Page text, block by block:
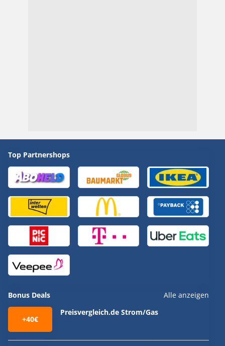
Top Partnershops
Bonus Deals Alle anzeigen
+40€
Preisvergleich.de Strom/Gas